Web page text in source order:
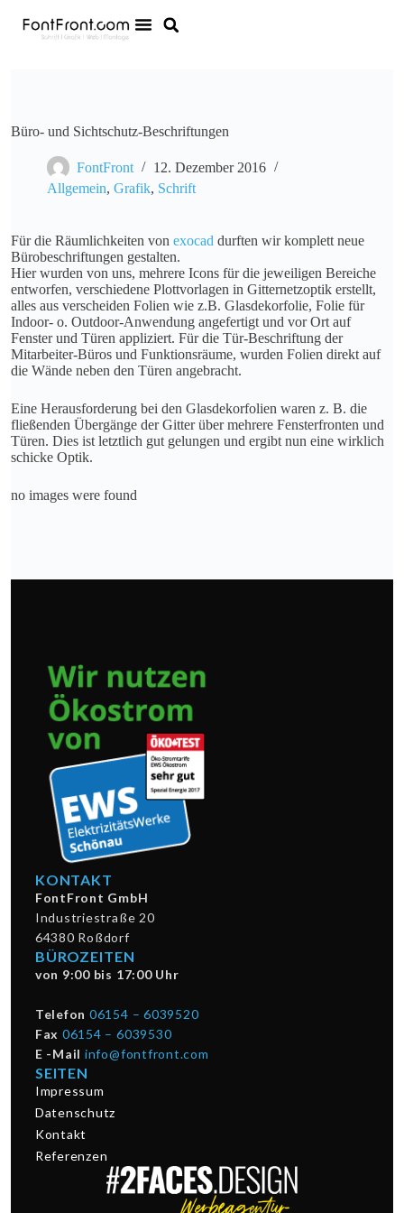
Büro- und Sichtschutz-Beschriftungen
FontFront
12. Dezember 2016
Allgemein, Grafik, Schrift
Für die Räumlichkeiten von exocad durften wir komplett neue
Bürobeschriftungen gestalten.
Hier wurden von uns, mehrere Icons für die jeweiligen Bereiche
entworfen, verschiedene Plottvorlagen in Gitternetzoptik erstellt,
alles aus verscheiden Folien wie z.B. Glasdekorfolie, Folie für
Indoor- o. Outdoor-Anwendung angefertigt und vor Ort auf
Fenster und Türen appliziert. Für die Tür-Beschriftung der
Mitarbeiter-Büros und Funktionsräume, wurden Folien direkt auf
die Wände neben den Türen angebracht.
Eine Herausforderung bei den Glasdekorfolien waren z. B. die
fließenden Übergänge der Gitter über mehrere Fensterfronten und
Türen. Dies ist letztlich gut gelungen und ergibt nun eine wirklich
schicke Optik.
no images were found
KONTAKT
FontFront GmbH
Industriestraße 20
64380 Roßdorf
BÜROZEITEN
von 9:00 bis 17:00 Uhr
Telefon 06154 – 6039520
Fax 06154 – 6039530
E -Mail info@fontfront.com
SEITEN
Impressum
Datenschutz
Kontakt
Referenzen